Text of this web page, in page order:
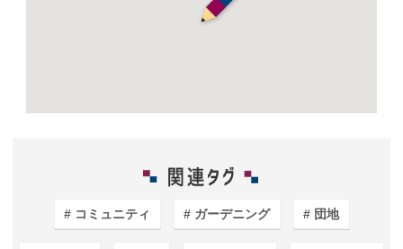
コミュニティ ガーデニング 団地